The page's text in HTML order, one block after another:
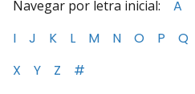
Navegar por letra inicial: A
I
J K L M N O P Q
X
Y Z #